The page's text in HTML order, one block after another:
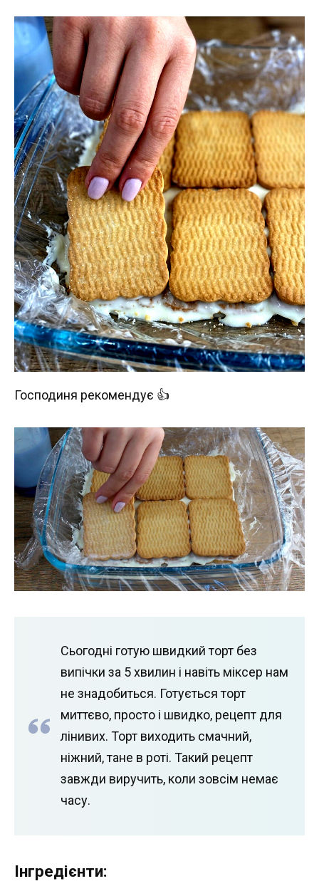
Господиня рекомендує 👍
Сьогодні готую швидкий торт без
випічки за 5 хвилин і навіть міксер нам
не знадобиться. Готується торт
миттєво, просто і швидко, рецепт для
лінивих. Торт виходить смачний,
ніжний, тане в роті. Такий рецепт
завжди виручить, коли зовсім немає
часу.
Інгредієнти: